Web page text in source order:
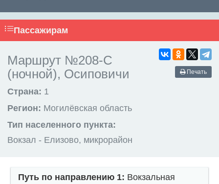
Пассажирам
Печать
Маршрут №208-С
(ночной), Осиповичи
Страна: 1
Регион: Могилёвская область
Тип населенного пункта:
Вокзал - Елизово, микрорайон
Путь по направлению 1: Вокзальная